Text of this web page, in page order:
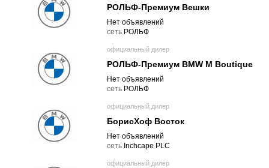
РОЛЬФ-Премиум Вешки
Нет объявлений
cеть РОЛЬФ
официальный дилер
РОЛЬФ-Премиум BMW M Boutique
Нет объявлений
cеть РОЛЬФ
официальный дилер
БорисХоф Восток
Нет объявлений
cеть Inchcape PLC
официальный дилер